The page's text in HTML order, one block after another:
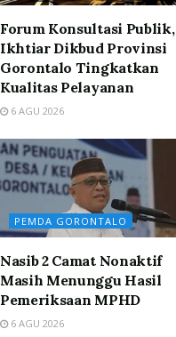
Forum Konsultasi Publik,
Ikhtiar Dikbud Provinsi
Gorontalo Tingkatkan
Kualitas Pelayanan
6 AGU 2026
PEMDA GORONTALO
Nasib 2 Camat Nonaktif
Masih Menunggu Hasil
Pemeriksaan MPHD
6 AGU 2026